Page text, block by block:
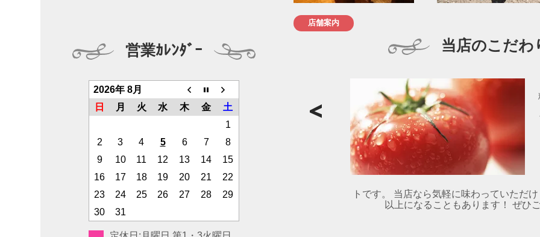
営業ｶﾚﾝﾀﾞｰ
2026年 8月
日
月 火 水 木 金
土
1
2
3 4 5 6 7
8
9
10 11 12 13 14
15
16
17 18 19 20 21
22
23
24 25 26 27 28
29
30
31
店舗案内
当店のこだわ
トです。 当店なら気軽に味わっていただ
以上になることもあります！ ぜひ